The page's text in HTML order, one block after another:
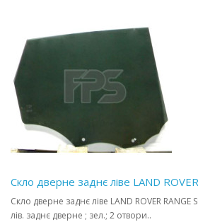
Скло дверне заднє ліве LAND
Скло дверне заднє ліве LAND ROVER RANGE
лів. заднє дверне ; зел.; 2 отвори..